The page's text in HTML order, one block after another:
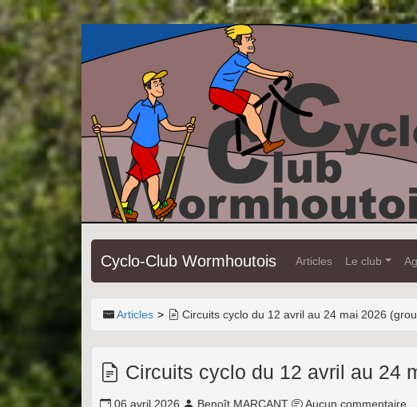
Cyclo-Club Wormhoutois Articles Le club
Articles Circuits cyclo du 12 avril au 24 mai 2026
Circuits cyclo du 12 avril au 24
06 avril 2026 Benoît MARCANT Aucun commentaire